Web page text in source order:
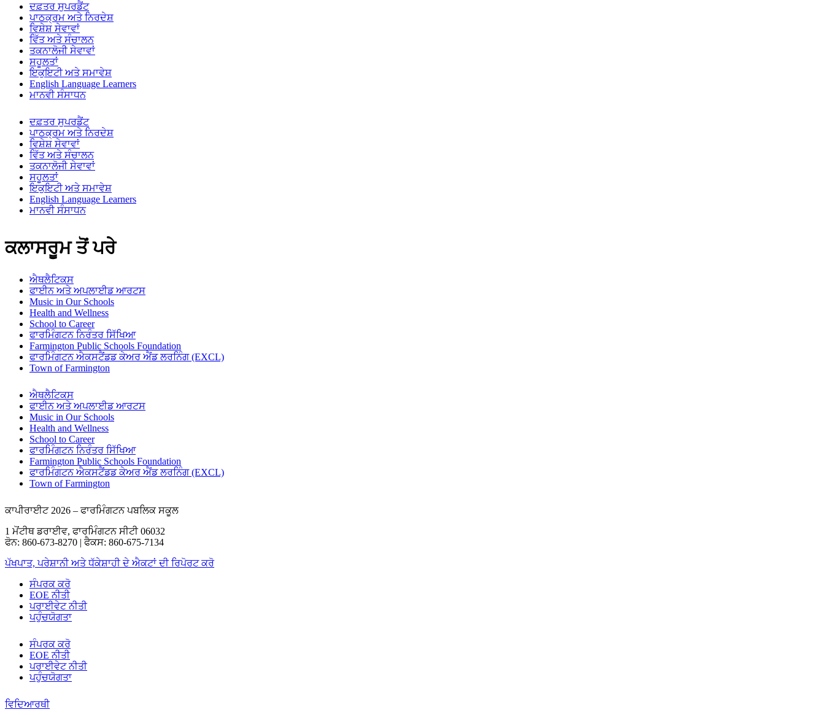
ਦਫ਼ਤਰ ਸੁਪਰਡੈਂਟ
ਪਾਠਕ੍ਰਮ ਅਤੇ ਨਿਰਦੇਸ਼
ਵਿਸ਼ੇਸ਼ ਸੇਵਾਵਾਂ
ਵਿੱਤ ਅਤੇ ਸੰਚਾਲਨ
ਤਕਨਾਲੋਜੀ ਸੇਵਾਵਾਂ
ਸਹੂਲਤਾਂ
ਇਕੁਇਟੀ ਅਤੇ ਸਮਾਵੇਸ਼
English Language Learners
ਮਾਨਵੀ ਸੰਸਾਧਨ
ਦਫ਼ਤਰ ਸੁਪਰਡੈਂਟ
ਪਾਠਕ੍ਰਮ ਅਤੇ ਨਿਰਦੇਸ਼
ਵਿਸ਼ੇਸ਼ ਸੇਵਾਵਾਂ
ਵਿੱਤ ਅਤੇ ਸੰਚਾਲਨ
ਤਕਨਾਲੋਜੀ ਸੇਵਾਵਾਂ
ਸਹੂਲਤਾਂ
ਇਕੁਇਟੀ ਅਤੇ ਸਮਾਵੇਸ਼
English Language Learners
ਮਾਨਵੀ ਸੰਸਾਧਨ
ਕਲਾਸਰੂਮ ਤੋਂ ਪਰੇ
ਐਥਲੈਟਿਕਸ
ਫਾਈਨ ਅਤੇ ਅਪਲਾਈਡ ਆਰਟਸ
Music in Our Schools
Health and Wellness
School to Career
ਫਾਰਮਿੰਗਟਨ ਨਿਰੰਤਰ ਸਿੱਖਿਆ
Farmington Public Schools Foundation
ਫਾਰਮਿੰਗਟਨ ਐਕਸਟੈਂਡਡ ਕੇਅਰ ਐਂਡ ਲਰਨਿੰਗ (EXCL)
Town of Farmington
ਐਥਲੈਟਿਕਸ
ਫਾਈਨ ਅਤੇ ਅਪਲਾਈਡ ਆਰਟਸ
Music in Our Schools
Health and Wellness
School to Career
ਫਾਰਮਿੰਗਟਨ ਨਿਰੰਤਰ ਸਿੱਖਿਆ
Farmington Public Schools Foundation
ਫਾਰਮਿੰਗਟਨ ਐਕਸਟੈਂਡਡ ਕੇਅਰ ਐਂਡ ਲਰਨਿੰਗ (EXCL)
Town of Farmington
ਕਾਪੀਰਾਈਟ 2026 – ਫਾਰਮਿੰਗਟਨ ਪਬਲਿਕ ਸਕੂਲ
1 ਮੋਂਟੀਥ ਡਰਾਈਵ, ਫਾਰਮਿੰਗਟਨ ਸੀਟੀ 06032
ਫੋਨ: 860-673-8270 | ਫੈਕਸ: 860-675-7134
ਪੱਖਪਾਤ, ਪਰੇਸ਼ਾਨੀ ਅਤੇ ਧੱਕੇਸ਼ਾਹੀ ਦੇ ਐਕਟਾਂ ਦੀ ਰਿਪੋਰਟ ਕਰੋ
ਸੰਪਰਕ ਕਰੋ
EOE ਨੀਤੀ
ਪਰਾਈਵੇਟ ਨੀਤੀ
ਪਹੁੰਚਯੋਗਤਾ
ਸੰਪਰਕ ਕਰੋ
EOE ਨੀਤੀ
ਪਰਾਈਵੇਟ ਨੀਤੀ
ਪਹੁੰਚਯੋਗਤਾ
ਵਿਦਿਆਰਥੀ